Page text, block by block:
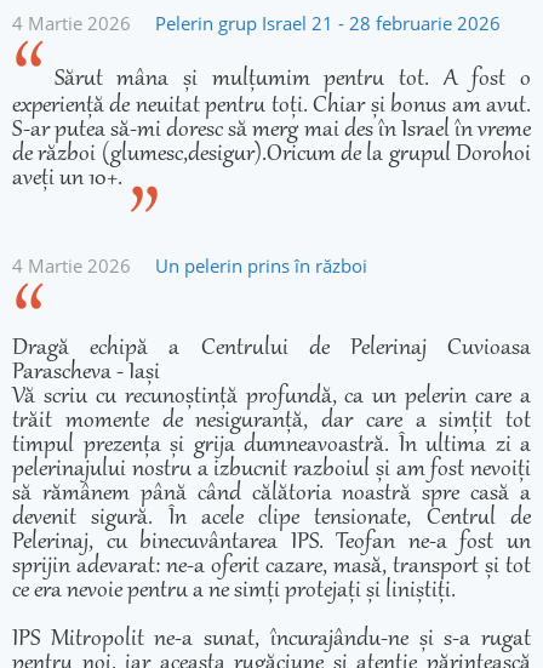
4 Martie 2026 Pelerin grup Israel 21 - 28 februarie 2026
Sărut mâna și mulțumim pentru tot. A fost o
experiență de neuitat pentru toți. Chiar și bonus am avut.
S-ar putea să-mi doresc să merg mai des în Israel în vreme
de război (glumesc,desigur).Oricum de la grupul Dorohoi
aveți un 10+.
4 Martie 2026 Un pelerin prins în război
Dragă echipă a Centrului de Pelerinaj Cuvioasa
Parascheva - Iași
Vă scriu cu recunoștință profundă, ca un pelerin care a
trăit momente de nesiguranță, dar care a simțit tot
timpul prezența și grija dumneavoastră. În ultima zi a
pelerinajului nostru a izbucnit razboiul și am fost nevoiți
să rămânem până când călătoria noastră spre casă a
devenit sigură. În acele clipe tensionate, Centrul de
Pelerinaj, cu binecuvântarea IPS. Teofan ne-a fost un
sprijin adevarat: ne-a oferit cazare, masă, transport și tot
ce era nevoie pentru a ne simți protejați și liniștiți.
IPS Mitropolit ne-a sunat, încurajându-ne și s-a rugat